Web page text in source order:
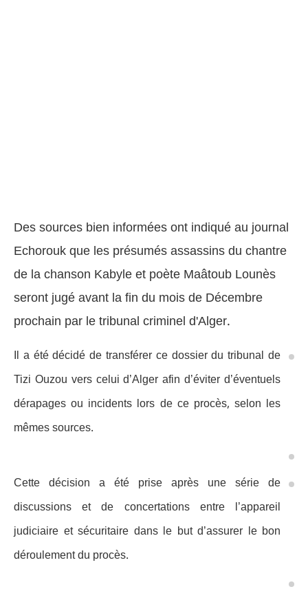
Des sources bien informées ont indiqué au journal
Echorouk que les présumés assassins du chantre
de la chanson Kabyle et poète Maâtoub Lounès
seront jugé avant la fin du mois de Décembre
prochain par le tribunal criminel d'Alger.
Il a été décidé de transférer ce dossier du tribunal de
Tizi Ouzou vers celui d’Alger afin d’éviter d’éventuels
dérapages ou incidents lors de ce procès, selon les
mêmes sources.
Cette décision a été prise après une série de
discussions et de concertations entre l’appareil
judiciaire et sécuritaire dans le but d’assurer le bon
déroulement du procès.